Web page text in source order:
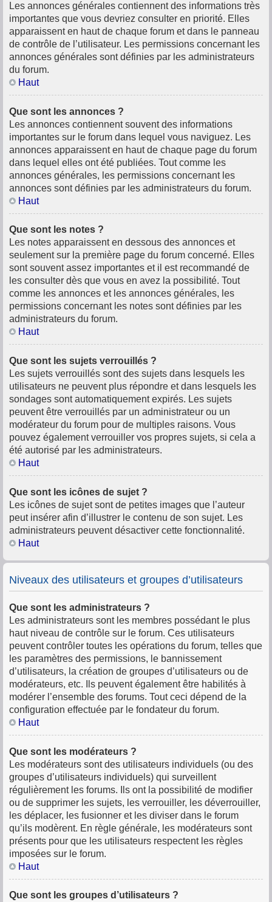
Les annonces générales contiennent des informations très
importantes que vous devriez consulter en priorité. Elles
apparaissent en haut de chaque forum et dans le panneau
de contrôle de l’utilisateur. Les permissions concernant les
annonces générales sont définies par les administrateurs
du forum.
Haut
Que sont les annonces ?
Les annonces contiennent souvent des informations
importantes sur le forum dans lequel vous naviguez. Les
annonces apparaissent en haut de chaque page du forum
dans lequel elles ont été publiées. Tout comme les
annonces générales, les permissions concernant les
annonces sont définies par les administrateurs du forum.
Haut
Que sont les notes ?
Les notes apparaissent en dessous des annonces et
seulement sur la première page du forum concerné. Elles
sont souvent assez importantes et il est recommandé de
les consulter dès que vous en avez la possibilité. Tout
comme les annonces et les annonces générales, les
permissions concernant les notes sont définies par les
administrateurs du forum.
Haut
Que sont les sujets verrouillés ?
Les sujets verrouillés sont des sujets dans lesquels les
utilisateurs ne peuvent plus répondre et dans lesquels les
sondages sont automatiquement expirés. Les sujets
peuvent être verrouillés par un administrateur ou un
modérateur du forum pour de multiples raisons. Vous
pouvez également verrouiller vos propres sujets, si cela a
été autorisé par les administrateurs.
Haut
Que sont les icônes de sujet ?
Les icônes de sujet sont de petites images que l’auteur
peut insérer afin d’illustrer le contenu de son sujet. Les
administrateurs peuvent désactiver cette fonctionnalité.
Haut
Niveaux des utilisateurs et groupes d’utilisateurs
Que sont les administrateurs ?
Les administrateurs sont les membres possédant le plus
haut niveau de contrôle sur le forum. Ces utilisateurs
peuvent contrôler toutes les opérations du forum, telles que
les paramètres des permissions, le bannissement
d’utilisateurs, la création de groupes d’utilisateurs ou de
modérateurs, etc. Ils peuvent également être habilités à
modérer l’ensemble des forums. Tout ceci dépend de la
configuration effectuée par le fondateur du forum.
Haut
Que sont les modérateurs ?
Les modérateurs sont des utilisateurs individuels (ou des
groupes d’utilisateurs individuels) qui surveillent
régulièrement les forums. Ils ont la possibilité de modifier
ou de supprimer les sujets, les verrouiller, les déverrouiller,
les déplacer, les fusionner et les diviser dans le forum
qu’ils modèrent. En règle générale, les modérateurs sont
présents pour que les utilisateurs respectent les règles
imposées sur le forum.
Haut
Que sont les groupes d’utilisateurs ?